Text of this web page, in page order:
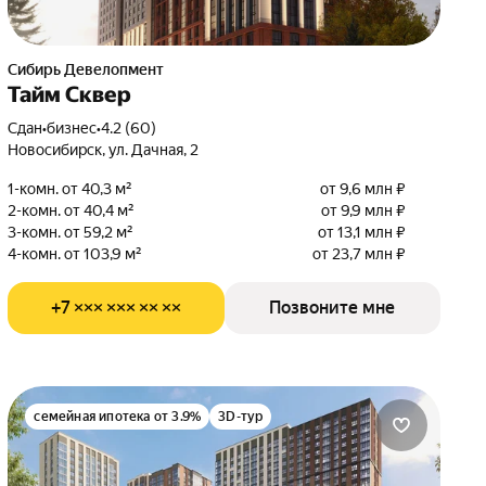
Сибирь Девелопмент
Тайм Сквер
Сдан•бизнес•4.2 (60)
Новосибирск, ул. Дачная, 2
1-комн. от 40,3 м²
от 9,6 млн ₽
2-комн. от 40,4 м²
от 9,9 млн ₽
3-комн. от 59,2 м²
от 13,1 млн ₽
4-комн. от 103,9 м²
от 23,7 млн ₽
+7 ××× ××× ×× ×× Позвоните мне
семейная ипотека от 3.9% 3D-тур